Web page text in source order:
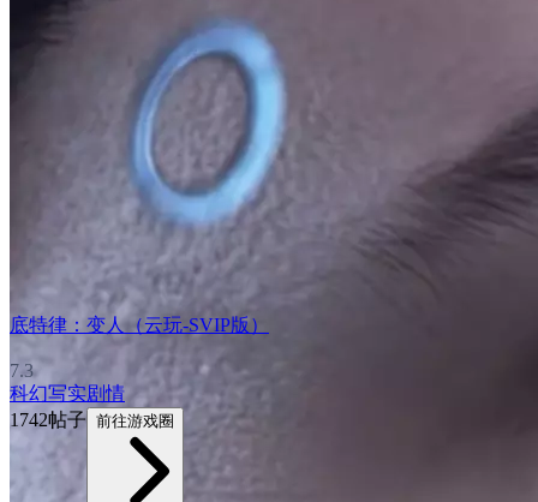
底特律：变人（云玩-SVIP版）
7.3
科幻写实剧情
1742帖子 前往游戏圈